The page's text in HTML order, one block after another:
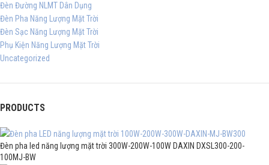
Đèn Đường NLMT Dân Dụng
Đèn Pha Năng Lượng Mặt Trời
Đèn Sạc Năng Lượng Mặt Trời
Phụ Kiện Năng Lượng Mặt Trời
Uncategorized
PRODUCTS
Đèn pha led năng lượng mặt trời 300W-200W-100W DAXIN DXSL300-200-
100MJ-BW